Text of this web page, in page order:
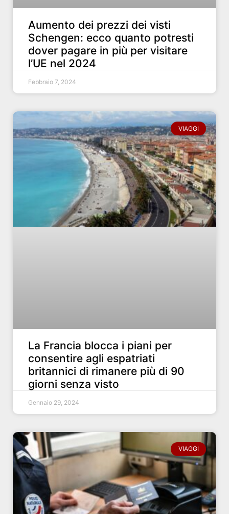
Aumento dei prezzi dei visti
Schengen: ecco quanto potresti
dover pagare in più per visitare
l’UE nel 2024
Febbraio 7, 2024
VIAGGI
La Francia blocca i piani per
consentire agli espatriati
britannici di rimanere più di 90
giorni senza visto
Gennaio 29, 2024
VIAGGI